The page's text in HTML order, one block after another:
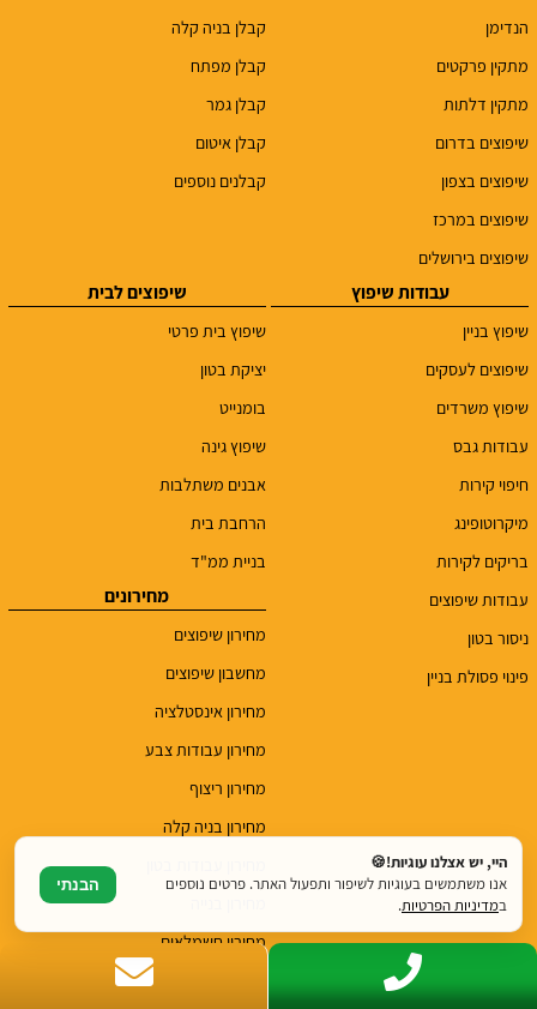
הנדימן
מתקין פרקטים
מתקין דלתות
שיפוצים בדרום
שיפוצים בצפון
שיפוצים במרכז
שיפוצים בירושלים
קבלן בניה קלה
קבלן מפתח
קבלן גמר
קבלן איטום
קבלנים נוספים
עבודות שיפוץ
שיפוץ בניין
שיפוצים לעסקים
שיפוץ משרדים
עבודות גבס
חיפוי קירות
מיקרוטופינג
בריקים לקירות
עבודות שיפוצים
ניסור בטון
פינוי פסולת בניין
שיפוצים לבית
שיפוץ בית פרטי
יציקת בטון
בומנייט
שיפוץ גינה
אבנים משתלבות
הרחבת בית
בניית ממ"ד
מחירונים
מחירון שיפוצים
מחשבון שיפוצים
מחירון אינסטלציה
מחירון עבודות צבע
מחירון ריצוף
מחירון בניה קלה
מחירון חשמלאים
היי, יש אצלנו עוגיות!🍪
אנו משתמשים בעוגיות לשיפור ותפעול האתר. פרטים נוספים
במדיניות הפרטיות.
הבנתי